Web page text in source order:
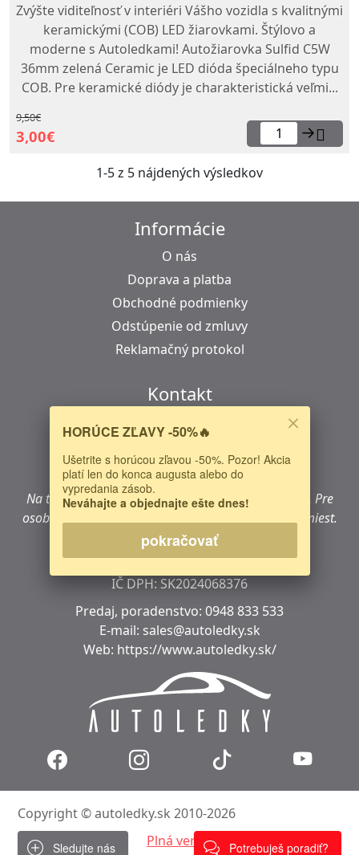
Zvýšte viditeľnosť v interiéri Vášho vozidla s kvalitnými
keramickými (COB) LED žiarovkami. Štýlovo a
moderne s Autoledkami! Autožiarovka Sulfid C5W
36mm zelená Ceramic je LED dióda špeciálneho typu
COB. Pre keramické diódy je charakteristická veľmi...
9,50€
3,00€ →
1-5 z 5 nájdených výsledkov
Informácie
O nás
Doprava a platba
Obchodné podmienky
Odstúpenie od zmluvy
Reklamačný protokol
Kontakt
Šuhajova 1207/40
040 18 Košice
Slovensko
Na tejto adrese sanenachádzakamenná predajňa. Pre
osobný nákup navštívte jedno z našich predajných miest.
IČO: 47724722
IČ DPH: SK2024068376
Predaj, poradenstvo: 0948 833 533
E-mail: sales@autoledky.sk
Web: https://www.autoledky.sk/
Copyright © autoledky.sk 2010-2026
Plná verzia
Sledujte nás Potrebuješ poradiť?
HORÚCE ZĽAVY -50%🔥
Ušetrite s horúcou zľavou -50%. Pozor! Akcia
platí len do konca augusta alebo do
vypredania zásob.
Neváhajte a objednajte ešte dnes!
pokračovať